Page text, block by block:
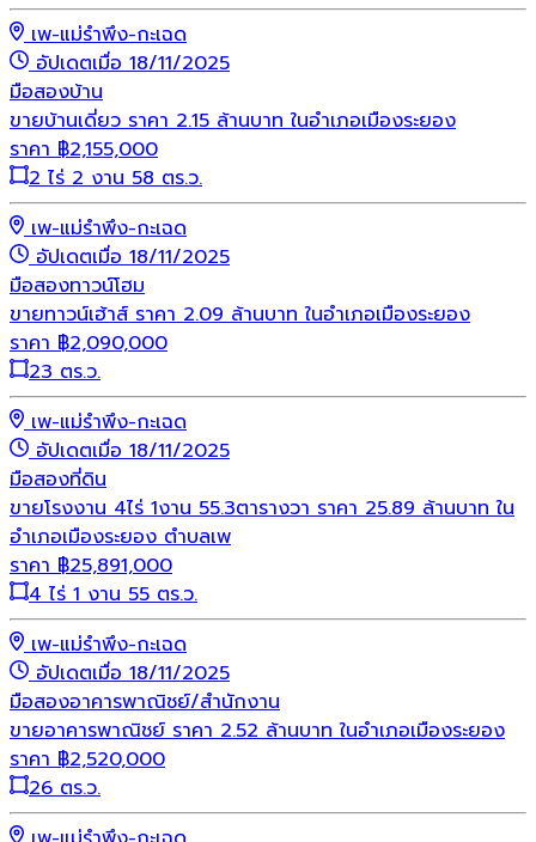
เพ-แม่รำพึง-กะเฉด
อัปเดตเมื่อ 18/11/2025
มือสองบ้าน
ขายบ้านเดี่ยว ราคา 2.15 ล้านบาท ในอำเภอเมืองระยอง
ราคา ฿2,155,000
2 ไร่ 2 งาน 58 ตร.ว.
เพ-แม่รำพึง-กะเฉด
อัปเดตเมื่อ 18/11/2025
มือสองทาวน์โฮม
ขายทาวน์เฮ้าส์ ราคา 2.09 ล้านบาท ในอำเภอเมืองระยอง
ราคา ฿2,090,000
23 ตร.ว.
เพ-แม่รำพึง-กะเฉด
อัปเดตเมื่อ 18/11/2025
มือสองที่ดิน
ขายโรงงาน 4ไร่ 1งาน 55.3ตารางวา ราคา 25.89 ล้านบาท ใน
อำเภอเมืองระยอง ตำบลเพ
ราคา ฿25,891,000
4 ไร่ 1 งาน 55 ตร.ว.
เพ-แม่รำพึง-กะเฉด
อัปเดตเมื่อ 18/11/2025
มือสองอาคารพาณิชย์/สำนักงาน
ขายอาคารพาณิชย์ ราคา 2.52 ล้านบาท ในอำเภอเมืองระยอง
ราคา ฿2,520,000
26 ตร.ว.